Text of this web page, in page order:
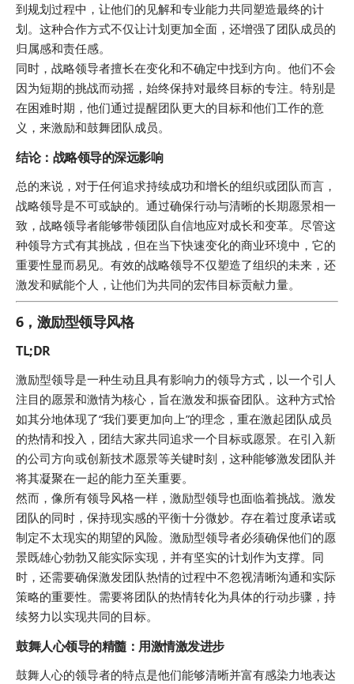
到规划过程中，让他们的见解和专业能力共同塑造最终的计
划。这种合作方式不仅让计划更加全面，还增强了团队成员的
归属感和责任感。
同时，战略领导者擅长在变化和不确定中找到方向。他们不会
因为短期的挑战而动摇，始终保持对最终目标的专注。特别是
在困难时期，他们通过提醒团队更大的目标和他们工作的意
义，来激励和鼓舞团队成员。
结论：战略领导的深远影响
总的来说，对于任何追求持续成功和增长的组织或团队而言，
战略领导是不可或缺的。通过确保行动与清晰的长期愿景相一
致，战略领导者能够带领团队自信地应对成长和变革。尽管这
种领导方式有其挑战，但在当下快速变化的商业环境中，它的
重要性显而易见。有效的战略领导不仅塑造了组织的未来，还
激发和赋能个人，让他们为共同的宏伟目标贡献力量。
6，激励型领导风格
TL;DR
激励型领导是一种生动且具有影响力的领导方式，以一个引人
注目的愿景和激情为核心，旨在激发和振奋团队。这种方式恰
如其分地体现了“我们要更加向上”的理念，重在激起团队成员
的热情和投入，团结大家共同追求一个目标或愿景。在引入新
的公司方向或创新技术愿景等关键时刻，这种能够激发团队并
将其凝聚在一起的能力至关重要。
然而，像所有领导风格一样，激励型领导也面临着挑战。激发
团队的同时，保持现实感的平衡十分微妙。存在着过度承诺或
制定不太现实的期望的风险。激励型领导者必须确保他们的愿
景既雄心勃勃又能实际实现，并有坚实的计划作为支撑。同
时，还需要确保激发团队热情的过程中不忽视清晰沟通和实际
策略的重要性。需要将团队的热情转化为具体的行动步骤，持
续努力以实现共同的目标。
鼓舞人心领导的精髓：用激情激发进步
鼓舞人心的领导者的特点是他们能够清晰并富有感染力地表达